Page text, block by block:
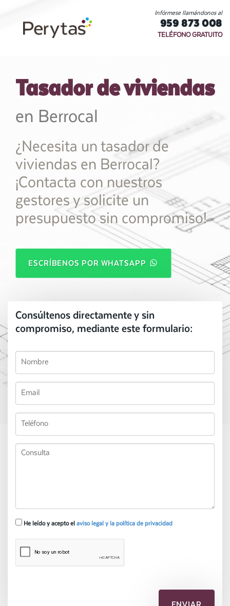
Infórmese llamándonos al
959 873 008
TELÉFONO GRATUITO
Tasador de viviendas
en Berrocal
¿Necesita un tasador de
viviendas en Berrocal?
¡Contacta con nuestros
gestores y solicite un
presupuesto sin compromiso!
ESCRÍBENOS POR WHATSAPP
Consúltenos directamente y sin
compromiso, mediante este formulario:
He leído y acepto el aviso legal y la política de privacidad